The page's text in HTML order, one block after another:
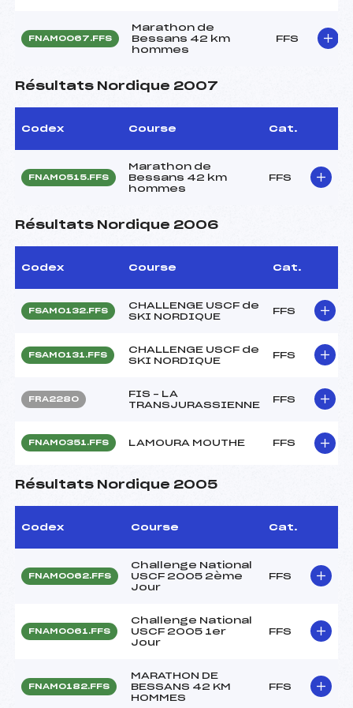
FNAM0067.FFS
Marathon de
Bessans 42 km
hommes
FFS
Résultats Nordique 2007
Codex Course Cat.
FNAM0515.FFS
Marathon de
Bessans 42 km
hommes
FFS
Résultats Nordique 2006
Codex Course Cat.
FSAM0132.FFS
CHALLENGE USCF de
SKI NORDIQUE
FFS
FSAM0131.FFS
CHALLENGE USCF de
SKI NORDIQUE
FFS
FRA2280
FIS – LA
TRANSJURASSIENNE
FFS
FNAM0351.FFS LAMOURA MOUTHE FFS
Résultats Nordique 2005
Codex Course Cat.
FNAM0062.FFS
Challenge National
USCF 2005 2ème
Jour
FFS
FNAM0061.FFS
Challenge National
USCF 2005 1er
Jour
FFS
FNAM0182.FFS
MARATHON DE
BESSANS 42 KM
HOMMES
FFS